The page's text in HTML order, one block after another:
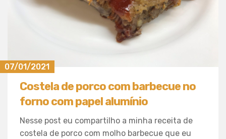
07/01/2021
Costela de porco com barbecue no
forno com papel alumínio
Nesse post eu compartilho a minha receita de
costela de porco com molho barbecue que eu